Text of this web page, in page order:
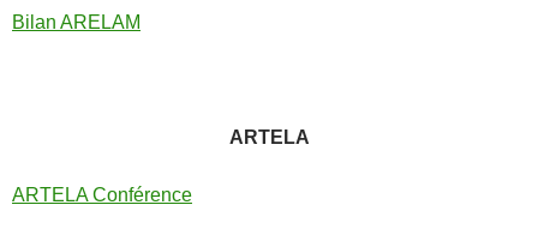
Bilan ARELAM
ARTELA
ARTELA Conférence